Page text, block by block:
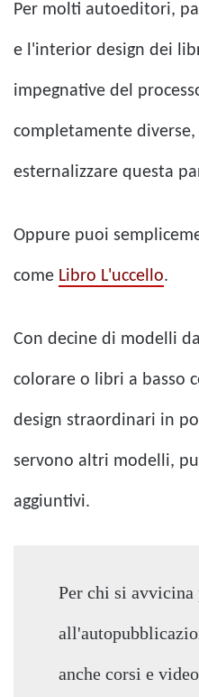
Per molti autoeditori,
e l'interior design dei
impegnative del
completamente
esternalizzare questa
Oppure puoi
come Libro L'uccello.
Con decine di modelli
colorare o libri a basso
design straordinari in
servono altri modelli,
aggiuntivi.
Per chi si
anche corsi e